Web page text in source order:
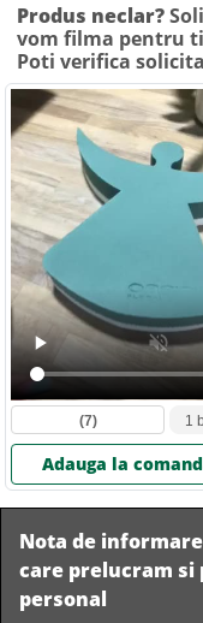
Produs neclar?
vom filma pentru
Poti verifica
(7)
Adauga la
Nota de
care prelucram si
personal